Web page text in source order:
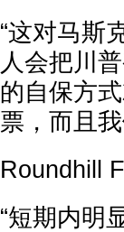
“这对马斯
人会把川
的自保方
票，而且
Roundhill
“短期内明